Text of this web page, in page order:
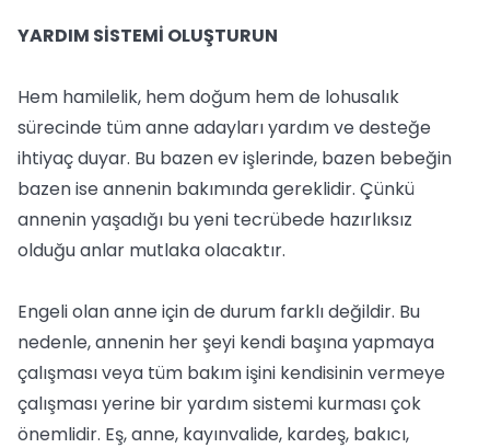
YARDIM SİSTEMİ OLUŞTURUN
Hem hamilelik, hem doğum hem de lohusalık
sürecinde tüm anne adayları yardım ve desteğe
ihtiyaç duyar. Bu bazen ev işlerinde, bazen bebeğin
bazen ise annenin bakımında gereklidir. Çünkü
annenin yaşadığı bu yeni tecrübede hazırlıksız
olduğu anlar mutlaka olacaktır.
Engeli olan anne için de durum farklı değildir. Bu
nedenle, annenin her şeyi kendi başına yapmaya
çalışması veya tüm bakım işini kendisinin vermeye
çalışması yerine bir yardım sistemi kurması çok
önemlidir. Eş, anne, kayınvalide, kardeş, bakıcı,